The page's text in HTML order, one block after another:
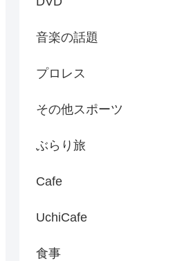
音楽の話題
プロレス
その他スポーツ
ぶらり旅
Cafe
UchiCafe
食事